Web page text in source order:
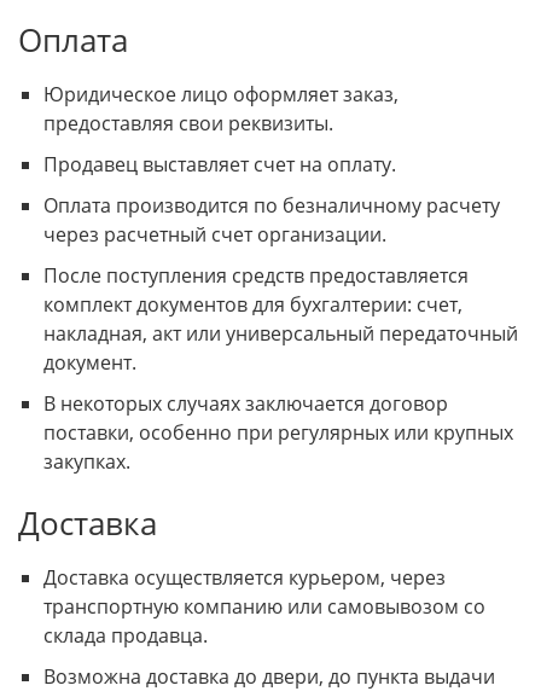
Оплата
Юридическое лицо оформляет заказ,
предоставляя свои реквизиты.
Продавец выставляет счет на оплату.
Оплата производится по безналичному расчету
через расчетный счет организации.
После поступления средств предоставляется
комплект документов для бухгалтерии: счет,
накладная, акт или универсальный передаточный
документ.
В некоторых случаях заключается договор
поставки, особенно при регулярных или крупных
закупках.
Доставка
Доставка осуществляется курьером, через
транспортную компанию или самовывозом со
склада продавца.
Возможна доставка до двери, до пункта выдачи